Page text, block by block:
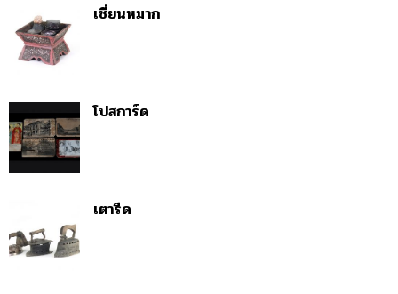
เชี่ยนหมาก
โปสการ์ด
เตารีด